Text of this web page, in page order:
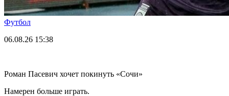
Футбол
06.08.26 15:38
Роман Пасевич хочет покинуть «Сочи»
Намерен больше играть.